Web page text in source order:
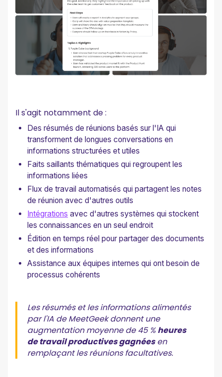
Il s'agit notamment de :
Des résumés de réunions basés sur l'IA qui
transforment de longues conversations en
informations structurées et utiles
Faits saillants thématiques qui regroupent les
informations liées
Flux de travail automatisés qui partagent les notes
de réunion avec d'autres outils
Intégrations avec d'autres systèmes qui stockent
les connaissances en un seul endroit
Édition en temps réel pour partager des documents
et des informations
Assistance aux équipes internes qui ont besoin de
processus cohérents
Les résumés et les informations alimentés
par l'IA de MeetGeek donnent une
augmentation moyenne de 45 %heures
de travail productives gagnéesen
remplaçant les réunions facultatives.